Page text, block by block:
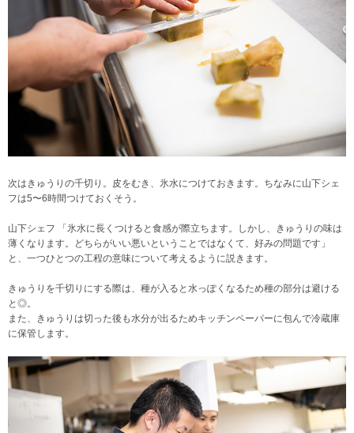
次はきゅうりの千切り。皮をむき、氷水につけておきます。ちなみに山下シェ
フは5〜6時間つけておくそう。
山下シェフ 「氷水に長くつけると食感が際立ちます。しかし、きゅうりの味は
薄くなります。どちらがいい悪いということではなくて、好みの問題です」
と、一つひとつの工程の意味について考えるように説きます。
きゅうりを千切りにする際は、種が入ると水っぽくなるため種の部分は避ける
と◎。
また、きゅうりは切った後も水分が出るためキッチンペーパーに包んで冷蔵庫
に保管します。